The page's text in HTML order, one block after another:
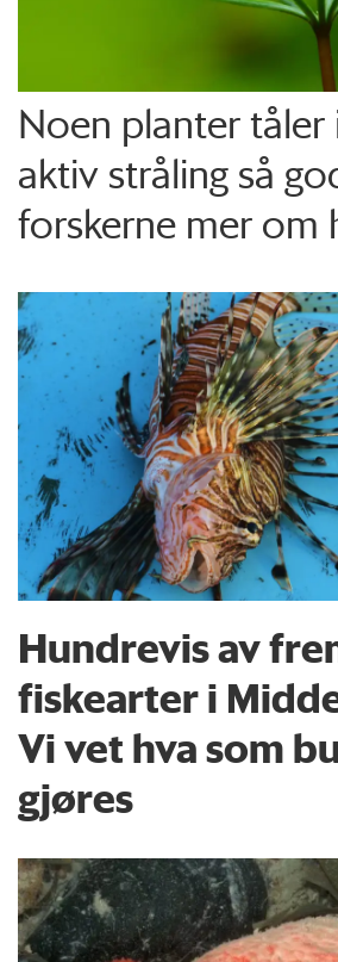
Noen planter
aktiv stråling så
forskerne mer om
Hundrevis av
fiskearter i
Vi vet hva som
gjøres